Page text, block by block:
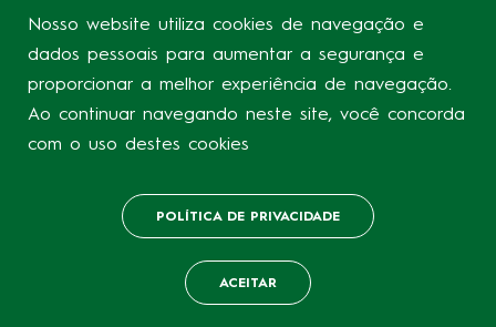
Nosso website utiliza cookies de navegação e
dados pessoais para aumentar a segurança e
proporcionar a melhor experiência de navegação.
Ao continuar navegando neste site, você concorda
com o uso destes cookies
POLÍTICA DE PRIVACIDADE
ACEITAR